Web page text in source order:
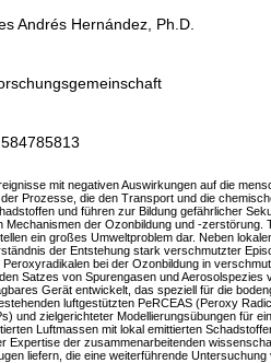
Andrés Hernández, Ph.D.
mit negativen Auswirkungen auf die
Prozesse, die den Transport und die
und führen zur Bildung gefährlicher
Mechanismen der Ozonbildung und -
ein großes Umweltproblem dar. Neben
der Entstehung stark verschmutzter
bei der Ozonbildung in
Satzes von Spurengasen und
Gerät entwickelt, das speziell für die
luftgestützten PeRCEAS (Peroxy
und zielgerichteter Modellierungsübungen für
Luftmassen mit lokal emittierten
Expertise der zusammenarbeitenden
liefern, die eine weiterführende